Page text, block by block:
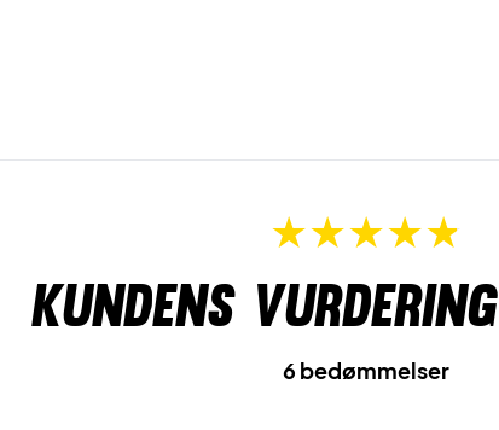
Kundens vurdering
6 bedømmelser